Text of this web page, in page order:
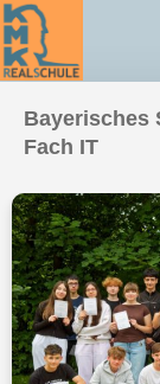
Bayerisches
Fach IT